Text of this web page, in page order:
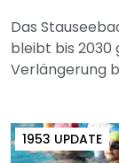
Das
bleibt bis
Verlängerung
1953 UPDATE